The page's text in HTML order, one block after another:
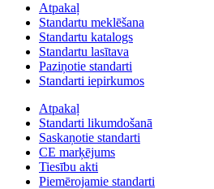
Atpakaļ
Standartu meklēšana
Standartu katalogs
Standartu lasītava
Paziņotie standarti
Standarti iepirkumos
Atpakaļ
Standarti likumdošanā
Saskaņotie standarti
CE marķējums
Tiesību akti
Piemērojamie standarti